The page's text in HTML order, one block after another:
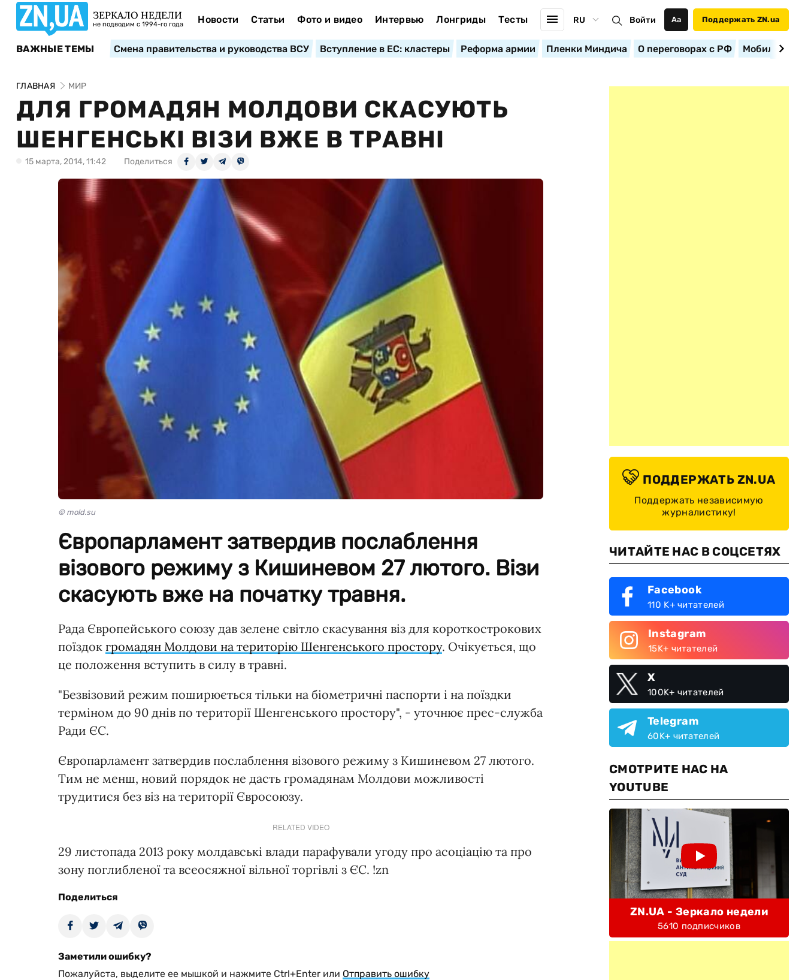
ЗЕРКАЛО НЕДЕЛИ
не подводим с 1994-го года Новости Статьи Фото и видео Интервью Лонгриды Тесты RU Войти Аа Поддержать ZN.ua
ВАЖНЫЕ ТЕМЫ Смена правительства и руководства ВСУ Вступление в ЕС: кластеры Реформа армии Пленки Миндича О переговорах с РФ
ГЛАВНАЯ МИР
ДЛЯ ГРОМАДЯН МОЛДОВИ СКАСУЮТЬ
ШЕНГЕНСЬКІ ВІЗИ ВЖЕ В ТРАВНІ
15 марта, 2014, 11:42 Поделиться
© mold.su
Європарламент затвердив послаблення
візового режиму з Кишиневом 27 лютого. Візи
скасують вже на початку травня.
Рада Європейського союзу дав зелене світло скасування віз для короткострокових
поїздок громадян Молдови на територію Шенгенського простору. Очікується, що
це положення вступить в силу в травні.
"Безвізовий режим поширюється тільки на біометричні паспорти і на поїздки
терміном до 90 днів по території Шенгенського простору", - уточнює прес-служба
Ради ЄС.
Європарламент затвердив послаблення візового режиму з Кишиневом 27 лютого.
Тим не менш, новий порядок не дасть громадянам Молдови можливості
трудитися без віз на території Євросоюзу.
RELATED VIDEO
29 листопада 2013 року молдавські влади парафували угоду про асоціацію та про
зону поглибленої та всеосяжної вільної торгівлі з ЄС. !zn
Поделиться
Заметили ошибку?
Пожалуйста, выделите ее мышкой и нажмите Ctrl+Enter или Отправить ошибку
ПОДДЕРЖАТЬ ZN.UA
Поддержать независимую
журналистику!
ЧИТАЙТЕ НАС В СОЦСЕТЯХ
Facebook
110 K+ читателей
Instagram
15K+ читателей
X
100K+ читателей
Telegram
60K+ читателей
СМОТРИТЕ НАС НА
YOUTUBE
ZN.UA - Зеркало недели
5610 подписчиков